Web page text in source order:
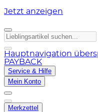
Jetzt anzeigen
Hauptnavigation
PAYBACK
Service & Hilfe
Mein Konto
Merkzettel